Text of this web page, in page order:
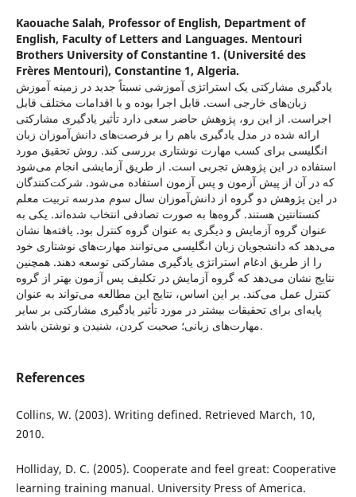
Kaouache Salah, Professor of English, Department of
English, Faculty of Letters and Languages. Mentouri
Brothers University of Constantine 1. (Université des
Frères Mentouri), Constantine 1, Algeria.
یادگیری مشارکتی یک استراتژی آموزشی نسبتاً جدید در زمینه آموزش
زبان‌های خارجی است. قابل اجرا بوده و با اقدامات مختلف قابل
اجراست. از این رو، پژوهش حاضر سعی دارد تأثیر یادگیری مشارکتی
ارائه شده در مدل یادگیری باهم را بر فرصت‌های دانش‌آموزان زبان
انگلیسی برای کسب مهارت نوشتاری بررسی کند. روش تحقیق مورد
استفاده در این پژوهش تجربی است. از طریق آزمایشی انجام می‌شود
که در آن از پیش آزمون و پس آزمون استفاده می‌شود. شرکت‌کنندگان
در این پژوهش دو گروه از دانش‌آموزان سال سوم مدرسه تربیت معلم
کنستانتین هستند. گروه‌ها به صورت تصادفی انتخاب شده‌اند. یکی به
عنوان گروه آزمایش و دیگری به عنوان گروه کنترل بود. یافته‌ها نشان
می‌دهد که دانشجویان زبان انگلیسی می‌توانند مهارت‌های نوشتاری خود
را از طریق ادغام استراتژی یادگیری مشارکتی توسعه دهند. همچنین
نتایج نشان می‌دهد که گروه آزمایش در تکلیف پس آزمون بهتر از گروه
کنترل عمل می‌کند. بر این اساس، نتایج این مطالعه می‌تواند به عنوان
پایه‌ای برای تحقیقات بیشتر در مورد تأثیر یادگیری مشارکتی بر سایر
مهارت‌های زبانی؛ صحبت کردن، شنیدن و نوشتن باشد.
References
Collins, W. (2003). Writing defined. Retrieved March, 10,
2010.
Holliday, D. C. (2005). Cooperate and feel great: Cooperative
learning training manual. University Press of America.